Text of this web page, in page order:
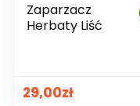
Zaparzacz
Herbaty Liść
29,00zł